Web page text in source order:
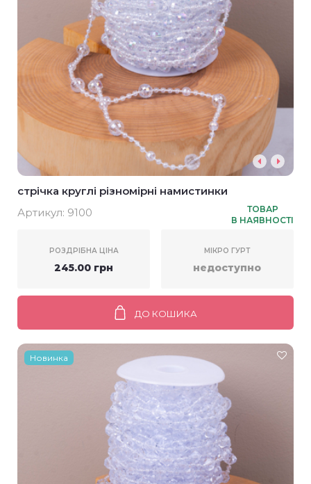
стрічка круглі різномірні намистинки
Артикул: 9100
ТОВАР
В НАЯВНОСТІ
РОЗДРІБНА ЦІНА
245.00 грн
МІКРО ГУРТ
недоступно
ДО КОШИКА
Новинка